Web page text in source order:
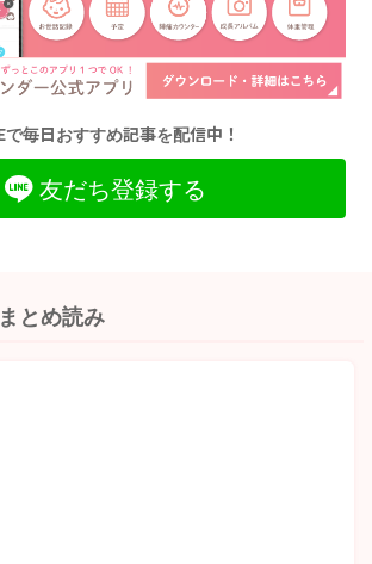
で毎日おすすめ記事を配信中！
友だち登録する
とめ読み